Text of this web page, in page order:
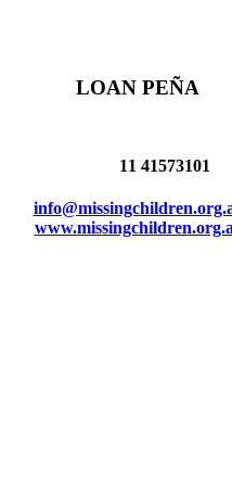
LOAN PEÑA
11 41573101